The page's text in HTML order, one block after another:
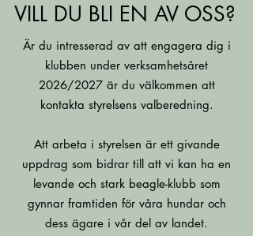
VILL DU BLI EN AV OSS?
Är du intresserad av att engagera dig i
klubben under verksamhetsåret
2026/2027 är du välkommen att
kontakta styrelsens valberedning.
Att arbeta i styrelsen är ett givande
uppdrag som bidrar till att vi kan ha en
levande och stark beagle-klubb som
gynnar framtiden för våra hundar och
dess ägare i vår del av landet.